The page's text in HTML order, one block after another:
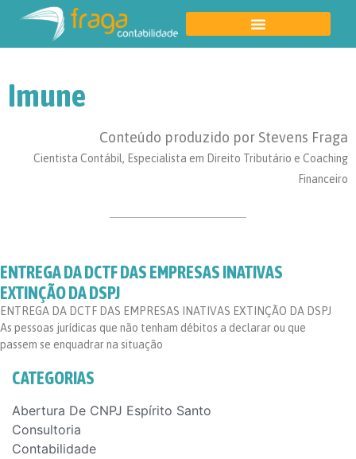
Imune
Conteúdo produzido por Stevens Fraga
Cientista Contábil, Especialista em Direito Tributário e Coaching
Financeiro
ENTREGA DA DCTF DAS EMPRESAS INATIVAS
EXTINÇÃO DA DSPJ
ENTREGA DA DCTF DAS EMPRESAS INATIVAS EXTINÇÃO DA DSPJ
As pessoas jurídicas que não tenham débitos a declarar ou que
passem se enquadrar na situação
CATEGORIAS
Abertura De CNPJ Espírito Santo
Consultoria
Contabilidade